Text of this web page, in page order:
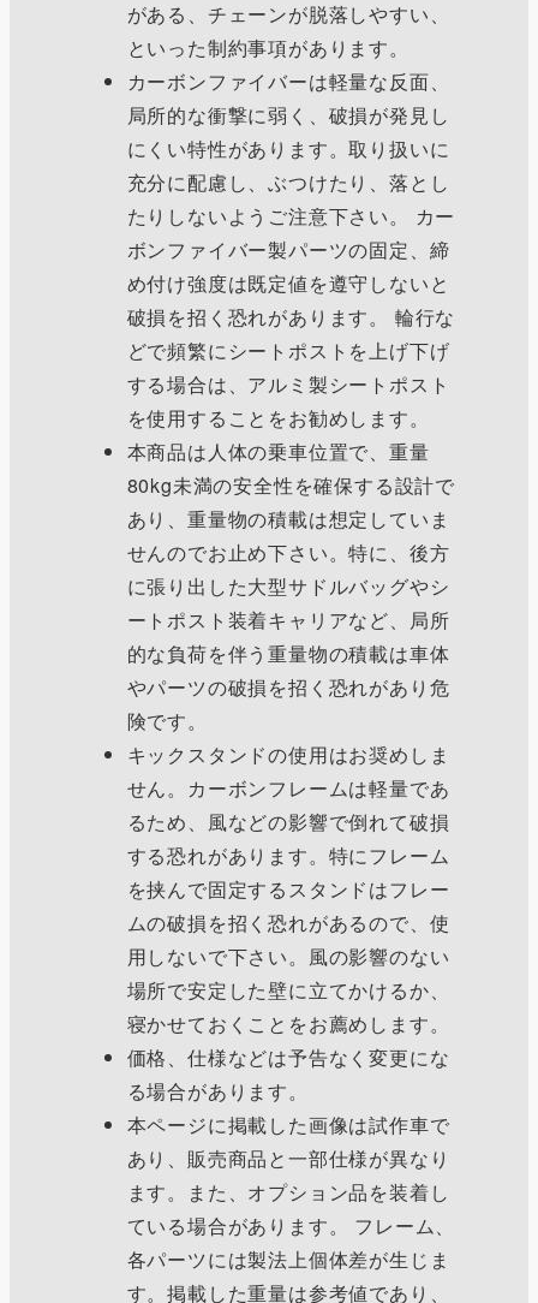
がある、チェーンが脱落しやすい、
といった制約事項があります。
カーボンファイバーは軽量な反面、
局所的な衝撃に弱く、破損が発見し
にくい特性があります。取り扱いに
充分に配慮し、ぶつけたり、落とし
たりしないようご注意下さい。 カー
ボンファイバー製パーツの固定、締
め付け強度は既定値を遵守しないと
破損を招く恐れがあります。 輪行な
どで頻繁にシートポストを上げ下げ
する場合は、アルミ製シートポスト
を使用することをお勧めします。
本商品は人体の乗車位置で、重量
80kg未満の安全性を確保する設計で
あり、重量物の積載は想定していま
せんのでお止め下さい。特に、後方
に張り出した大型サドルバッグやシ
ートポスト装着キャリアなど、局所
的な負荷を伴う重量物の積載は車体
やパーツの破損を招く恐れがあり危
険です。
キックスタンドの使用はお奨めしま
せん。カーボンフレームは軽量であ
るため、風などの影響で倒れて破損
する恐れがあります。特にフレーム
を挟んで固定するスタンドはフレー
ムの破損を招く恐れがあるので、使
用しないで下さい。風の影響のない
場所で安定した壁に立てかけるか、
寝かせておくことをお薦めします。
価格、仕様などは予告なく変更にな
る場合があります。
本ページに掲載した画像は試作車で
あり、販売商品と一部仕様が異なり
ます。また、オプション品を装着し
ている場合があります。 フレーム、
各パーツには製法上個体差が生じま
す。掲載した重量は参考値であり、